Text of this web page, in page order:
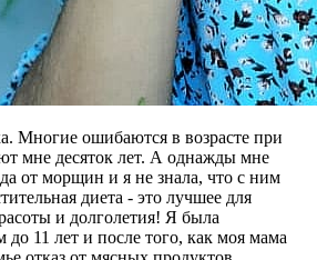
Многие ошибаются в возрасте при
мне десяток лет. А однажды мне
от морщин и я не знала, что с ним
диета - это лучшее для
и долголетия! Я была
11 лет и после того, как моя мама